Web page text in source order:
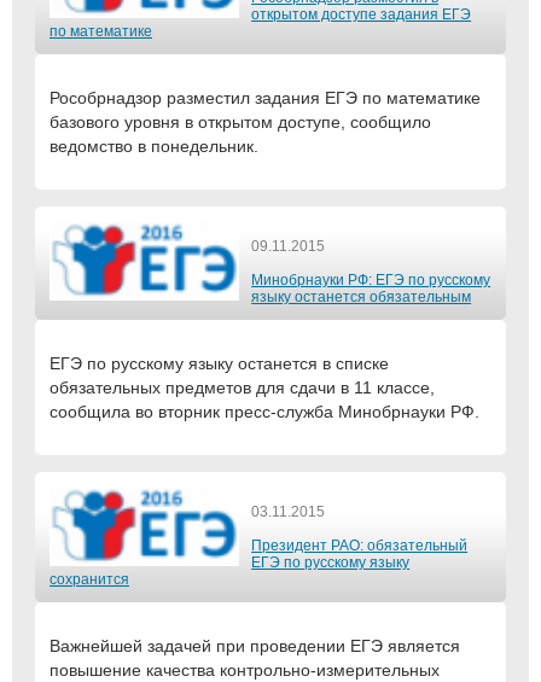
открытом доступе задания ЕГЭ
по математике
Рособрнадзор разместил задания ЕГЭ по математике
базового уровня в открытом доступе, сообщило
ведомство в понедельник.
09.11.2015
Минобрнауки РФ: ЕГЭ по русскому
языку останется обязательным
ЕГЭ по русскому языку останется в списке
обязательных предметов для сдачи в 11 классе,
сообщила во вторник пресс-служба Минобрнауки РФ.
03.11.2015
Президент РАО: обязательный
ЕГЭ по русскому языку
сохранится
Важнейшей задачей при проведении ЕГЭ является
повышение качества контрольно-измерительных